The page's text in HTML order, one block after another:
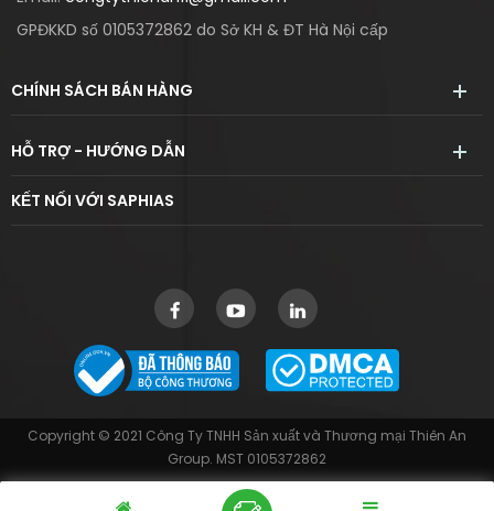
GPĐKKD số 0105372862 do Sở KH & ĐT Hà Nội cấp
CHÍNH SÁCH BÁN HÀNG
HỖ TRỢ - HƯỚNG DẪN
KẾT NỐI VỚI SAPHIAS
Copyright © 2021 Công Ty TNHH Sản xuất và Thương mại Thiên An
Group. MST 0105372862